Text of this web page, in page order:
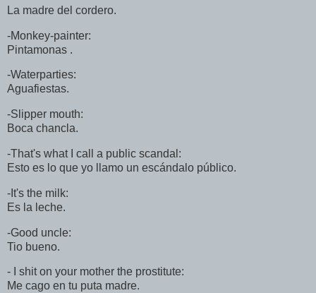
La madre del cordero.
-Monkey-painter:
Pintamonas .
-Waterparties:
Aguafiestas.
-Slipper mouth:
Boca chancla.
-That's what I call a public scandal:
Esto es lo que yo llamo un escándalo público.
-It's the milk:
Es la leche.
-Good uncle:
Tio bueno.
- I shit on your mother the prostitute:
Me cago en tu puta madre.